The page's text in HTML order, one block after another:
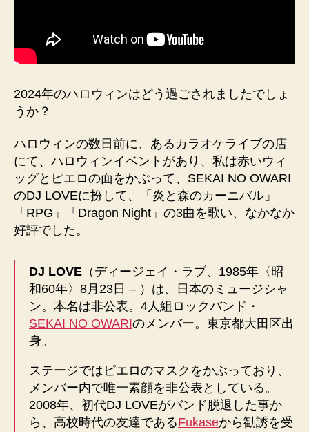
で、
ャ
で
カ
ラ
オ
ケ
へ
2024年のハロウィンはどう過ごされましたでしょ
うか？
ハロウィンの数日前に、あるカラオケライブの店
にて、ハロウィンイベントがあり、私は赤いウィ
ッグとピエロの面をかぶって、SEKAI NO OWARI
のDJ LOVEに扮して、「炎と森のカーニバル」
「RPG」「Dragon Night」の3曲を歌い、なかなか
好評でした。
DJ LOVE （ディージェイ・ラブ、1985年〈昭
和60年〉8月23日 – ）は、日本のミュージシャ
ン。本名は非公表。4人組ロックバンド・
SEKAI NO OWARIのメンバー。東京都大田区出
身。
ステージではピエロのマスクをかぶっており、
メンバー内で唯一素顔を非公表としている。
2008年、初代DJ LOVEがバンド脱退した事か
ら、高校時代の友達であるFukaseから勧誘を受